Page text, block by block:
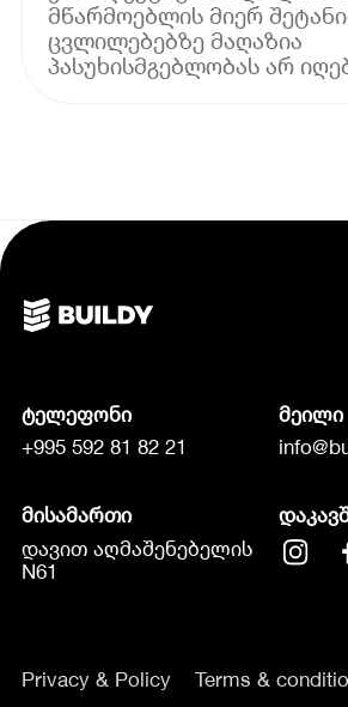
მწარმოებლის მიერ
ცვლილებებზე მაღაზია
პასუხისმგებლობას არ
ტელეფონი
+995 592 81 82 21
მეილი
მისამართი
დავით აღმაშენებელის
N61
Privacy & Policy Terms &